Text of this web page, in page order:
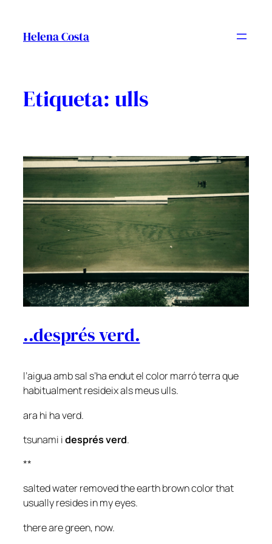
contingut
Helena Costa
Etiqueta: ulls
..després verd.
l’aigua amb sal s’ha endut el color marró terra que
habitualment resideix als meus ulls.
ara hi ha verd.
tsunami idesprés verd.
**
salted water removed the earth brown color that
usually resides in my eyes.
there are green, now.